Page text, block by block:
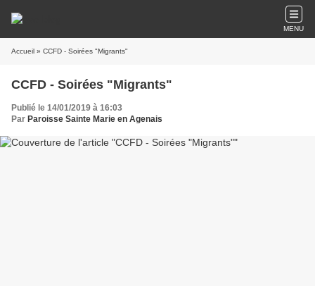
MENU
Accueil » CCFD - Soirées "Migrants"
CCFD - Soirées "Migrants"
Publié le 14/01/2019 à 16:03
Par Paroisse Sainte Marie en Agenais